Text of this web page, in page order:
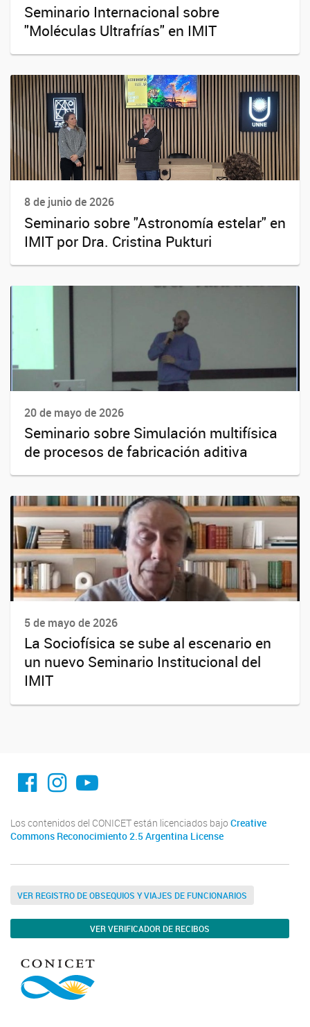
Seminario Internacional sobre
"Moléculas Ultrafrías" en IMIT
8 de junio de 2026
Seminario sobre "Astronomía estelar" en
IMIT por Dra. Cristina Pukturi
20 de mayo de 2026
Seminario sobre Simulación multifísica
de procesos de fabricación aditiva
5 de mayo de 2026
La Sociofísica se sube al escenario en
un nuevo Seminario Institucional del
IMIT
facebook imit.conicet
imit.conicet
Youtube
Los contenidos del CONICET están licenciados bajo Creative
Commons Reconocimiento 2.5 Argentina License
VER REGISTRO DE OBSEQUIOS Y VIAJES DE FUNCIONARIOS
VER VERIFICADOR DE RECIBOS